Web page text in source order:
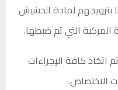
بترويجهم لمادة الحشيش
المركبة التي تم ضبطها.
اتخاذ كافة الإجراءات
الاختصاص.